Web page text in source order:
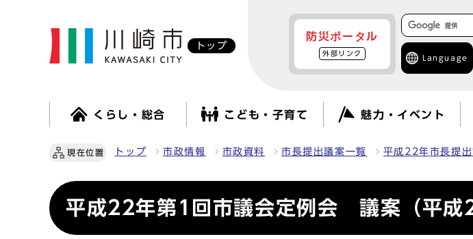
トップ
防災ポータル
外部リンク
Language
くらし・総合 こども・子育て 魅力・イベント
現在位置 トップ 市政情報 市政資料 市長提出議案一覧 平成22年市長提出
平成22年第1回市議会定例会 議案（平成